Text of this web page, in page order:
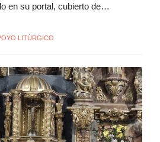
en su portal, cubierto de…
LITÚRGICO